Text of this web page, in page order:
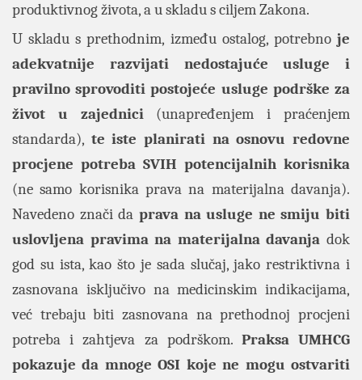
produktivnog života, a u skladu s ciljem Zakona.
U skladu s prethodnim, između ostalog, potrebno je
adekvatnije razvijati nedostajuće usluge i
pravilno sprovoditi postojeće usluge podrške za
život u zajednici(unapređenjem i praćenjem
standarda), te iste planirati na osnovu redovne
procjene potreba SVIH potencijalnih korisnika
(ne samo korisnika prava na materijalna davanja).
Navedeno znači da prava na usluge ne smiju biti
uslovljena pravima na materijalna davanja dok
god su ista, kao što je sada slučaj, jako restriktivna i
zasnovana isključivo na medicinskim indikacijama,
već trebaju biti zasnovana na prethodnoj procjeni
potreba i zahtjeva za podrškom. Praksa UMHCG
pokazuje da mnoge OSI koje ne mogu ostvariti